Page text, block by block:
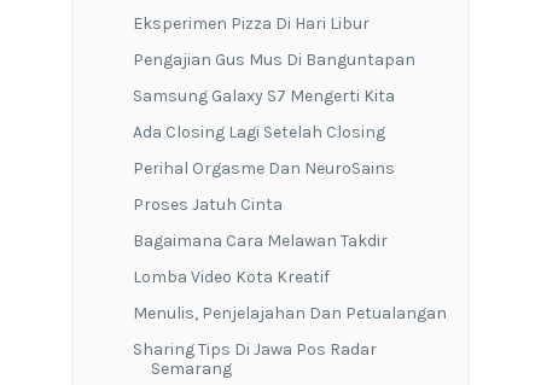
Eksperimen Pizza Di Hari Libur
Pengajian Gus Mus Di Banguntapan
Samsung Galaxy S7 Mengerti Kita
Ada Closing Lagi Setelah Closing
Perihal Orgasme Dan NeuroSains
Proses Jatuh Cinta
Bagaimana Cara Melawan Takdir
Lomba Video Kota Kreatif
Menulis, Penjelajahan Dan Petualangan
Sharing Tips Di Jawa Pos Radar
Semarang